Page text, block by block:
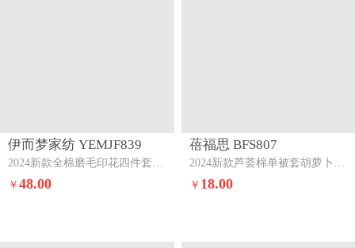
伊而梦家纺 YEMJF839
2024新款全棉磨毛印花四件套系列单品被套安东尼-红
￥48.00
蓓福思 BFS807
2024新款芦荟棉单被套胡萝卜-灰
￥ 18.00